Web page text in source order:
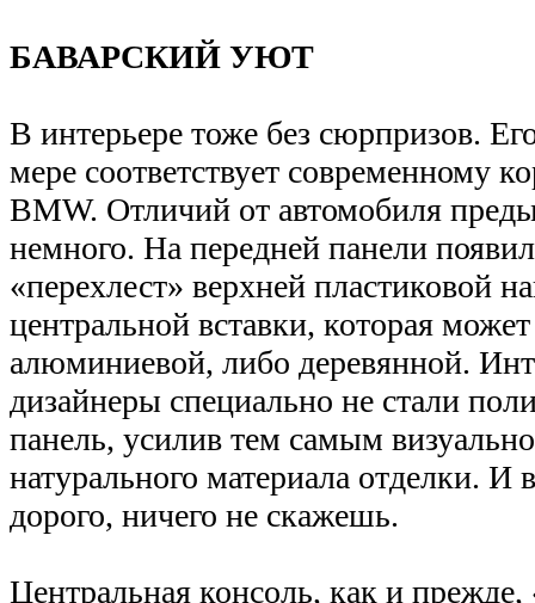
БАВАРСКИЙ УЮТ
В интерьере тоже без сюрпризов.
мере соответствует современному
BMW. Отличий от автомобиля
немного. На передней панели
«перехлест» верхней пластиковой
центральной вставки, которая
алюминиевой, либо деревянной.
дизайнеры специально не стали
панель, усилив тем самым
натурального материала отделки. И
дорого, ничего не скажешь.
Центральная консоль, как и прежде,